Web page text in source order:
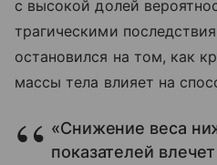
с высокой долей
трагическими
остановился на том, как
массы тела влияет на
«Снижение веса
показателей